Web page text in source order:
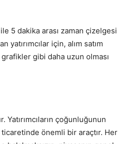
5 dakika arası zaman çizelgesi
için, alım satım
gibi daha uzun olması
Yatırımcıların çoğunluğunun
önemli bir araçtır. Her